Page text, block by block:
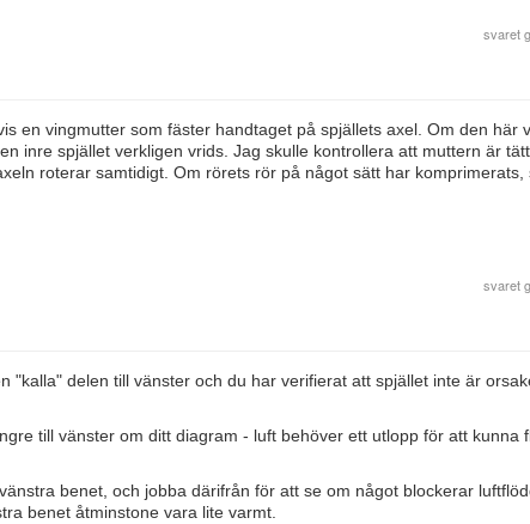
svaret
en vingmutter som fäster handtaget på spjällets axel. Om den här
inre spjället verkligen vrids. Jag skulle kontrollera att muttern är
roterar samtidigt. Om rörets rör på något sätt har komprimerats,
svaret
"kalla" delen till vänster och du har verifierat att spjället inte är
till vänster om ditt diagram - luft behöver ett utlopp för att kunna
benet, och jobba därifrån för att se om något blockerar
benet åtminstone vara lite varmt.